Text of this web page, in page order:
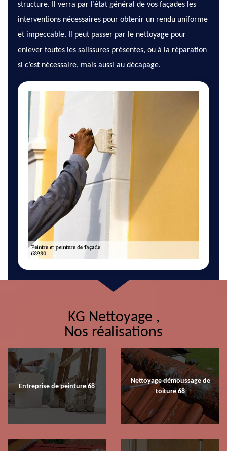
structure. Il verra par l’état général de vos façades les
interventions nécessaires pour obtenir un rendu uniforme
et impeccable. Il peut passer par le nettoyage pour
enlever toutes les salissures présentes, ou à la réparation
si c’est nécessaire, mais aussi au décapage.
KG Nettoyage ,
Nos réalisations
Entreprise de peinture 68
Nettoyage démoussage de
toiture 68